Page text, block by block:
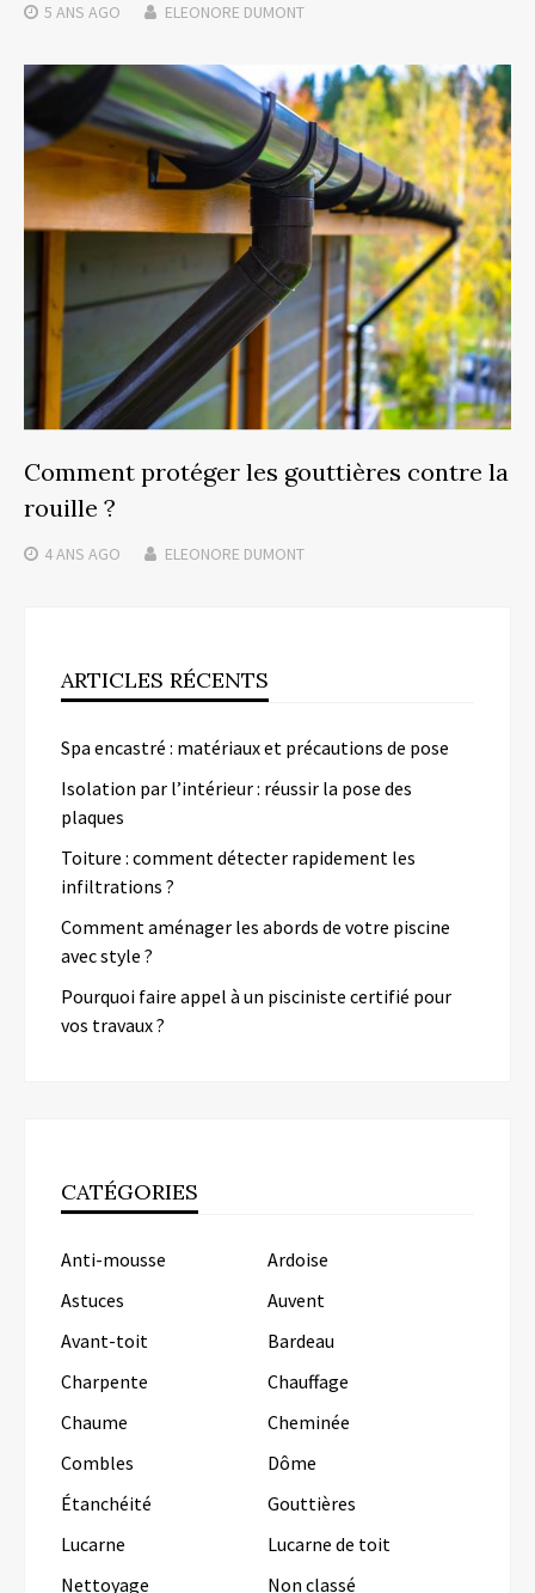
5 ANS AGO ELEONORE DUMONT
Comment protéger les gouttières contre la
rouille ?
4 ANS AGO ELEONORE DUMONT
ARTICLES RÉCENTS
Spa encastré : matériaux et précautions de pose
Isolation par l’intérieur : réussir la pose des
plaques
Toiture : comment détecter rapidement les
infiltrations ?
Comment aménager les abords de votre piscine
avec style ?
Pourquoi faire appel à un pisciniste certifié pour
vos travaux ?
CATÉGORIES
Anti-mousse
Ardoise
Astuces
Auvent
Avant-toit
Bardeau
Charpente
Chauffage
Chaume
Cheminée
Combles
Dôme
Étanchéité
Gouttières
Lucarne
Lucarne de toit
Nettoyage
Non classé